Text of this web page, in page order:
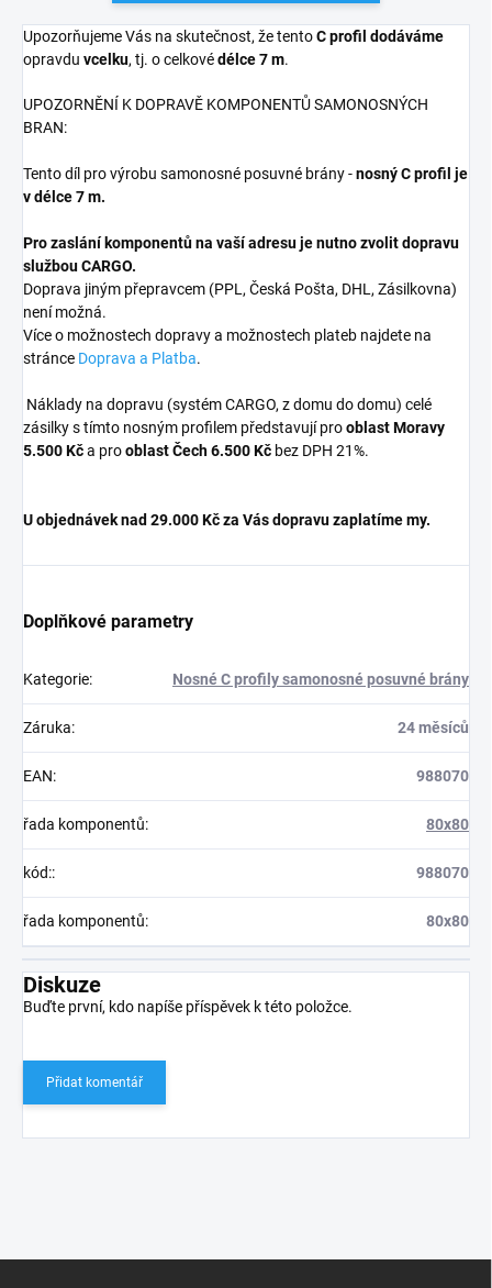
Upozorňujeme Vás na skutečnost, že tentoC profil dodáváme
opravdu vcelku, tj. o celkovédélce 7 m.
UPOZORNĚNÍ K DOPRAVĚ KOMPONENTŮ SAMONOSNÝCH
BRAN:
Tento díl pro výrobu samonosné posuvné brány -nosný C profil je
v délce 7 m.
Pro zaslání komponentů na vaší adresu je nutno zvolit dopravu
službou CARGO.
Doprava jiným přepravcem (PPL, Česká Pošta, DHL, Zásilkovna)
není možná.
Více o možnostech dopravy a možnostech plateb najdete na
stránce Doprava a Platba.
Náklady na dopravu (systém CARGO, z domu do domu) celé
zásilky s tímto nosným profilem představují prooblast Moravy
5.500 Kča prooblast Čech 6.500 Kč bez DPH 21%.
U objednávek nad 29.000 Kč za Vás dopravu zaplatíme my.
Doplňkové parametry
Kategorie: Nosné C profily samonosné posuvné brány
Záruka: 24 měsíců
EAN: 988070
řada komponentů: 80x80
kód:: 988070
řada komponentů: 80x80
Diskuze
Buďte první, kdo napíše příspěvek k této položce.
Přidat komentář